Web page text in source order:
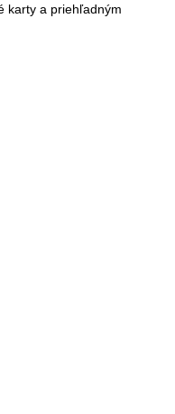
karty a priehľadným